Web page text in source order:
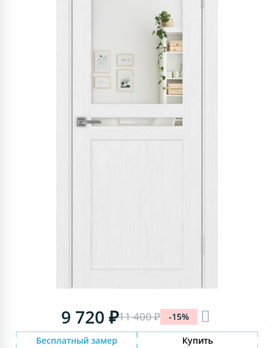
9 720 ₽11 400 ₽ -15%
Бесплатный замер Купить